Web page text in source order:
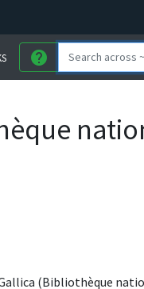
help
(Bibliothèque